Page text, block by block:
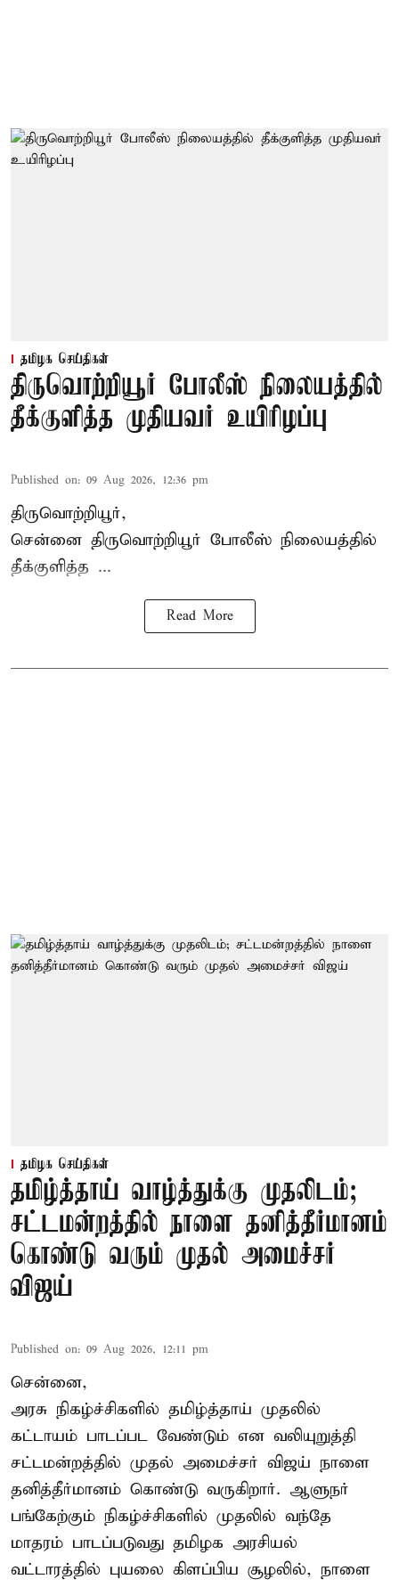
தமிழக செய்திகள்
திருவொற்றியூர் போலீஸ் நிலையத்தில்
தீக்குளித்த முதியவர் உயிரிழப்பு
Published on: 09 Aug 2026, 12:36 pm
திருவொற்றியூர்,
சென்னை திருவொற்றியூர் போலீஸ் நிலையத்தில்
தீக்குளித்த ...
Read More
தமிழக செய்திகள்
தமிழ்த்தாய் வாழ்த்துக்கு முதலிடம்;
சட்டமன்றத்தில் நாளை தனித்தீர்மானம்
கொண்டு வரும் முதல் அமைச்சர்
விஜய்
Published on: 09 Aug 2026, 12:11 pm
சென்னை,
அரசு நிகழ்ச்சிகளில் தமிழ்த்தாய் முதலில்
கட்டாயம் பாடப்பட வேண்டும் என வலியுறுத்தி
சட்டமன்றத்தில் முதல் அமைச்சர் விஜய் நாளை
தனித்தீர்மானம் கொண்டு வருகிறார். ஆளுநர்
பங்கேற்கும் நிகழ்ச்சிகளில் முதலில் வந்தே
மாதரம் பாடப்படுவது தமிழக அரசியல்
வட்டாரத்தில் புயலை கிளப்பிய சூழலில், நாளை